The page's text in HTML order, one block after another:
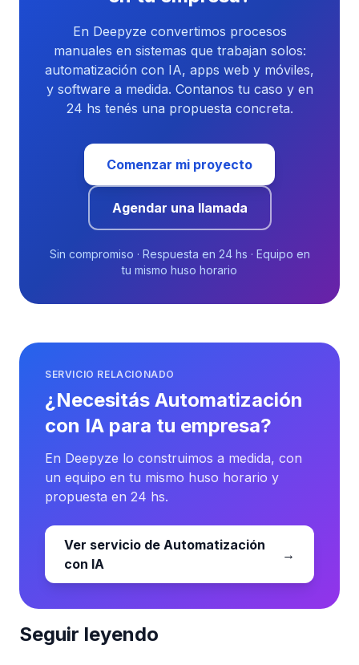
En Deepyze convertimos procesos
manuales en sistemas que trabajan solos:
automatización con IA, apps web y móviles,
y software a medida. Contanos tu caso y en
24 hs tenés una propuesta concreta.
Comenzar mi proyecto
Agendar una llamada
Sin compromiso · Respuesta en 24 hs · Equipo en
tu mismo huso horario
SERVICIO RELACIONADO
¿Necesitás Automatización
con IA para tu empresa?
En Deepyze lo construimos a medida, con
un equipo en tu mismo huso horario y
propuesta en 24 hs.
Ver servicio de Automatización
con IA
→
Seguir leyendo